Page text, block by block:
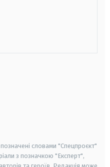
позначені словами "Спецпроєкт"
з позначкою "Експерт",